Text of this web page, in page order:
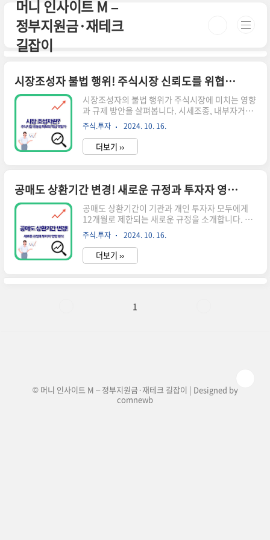
본문 바로가기
머니 인사이트 M –
정부지원금·재테크
길잡이
시장조성자 불법 행위! 주식시장 신뢰도를 위협하는 문제와 대책
시장조성자의 불법 행위가 주식시장에 미치는 영향
과 규제 방안을 살펴봅니다. 시세조종, 내부자거래
등 주요 불법 사례와 이를 방지하기 위한 감독 체계
를 분석하고 투자자 보호 방안을 제시합니다. 시장
조성자의 역할과 불법 행위의 유형 시장조성자는
주식시장의 유동성을 제공하고 가격 안정성을 유지
신뢰가 위협받고 있습니다.시장조성자의 주요 기
능유동성 제공: 지속적인 매수/매도 호가 제시가격
안정화: 급격한 가격 변동 완화거래 비용 감소: 호
가 스프레드 축소주요 불법 행위 유형시세조종: 인
위적으로 주가를 조작하는 행위내부자거래: 미공
개 정보를 이용한 거래프론트러닝: 고객 주문 정보
를 이용한 선행매매허수주문: 실제 거래 의..
주식.투자 2024. 10. 16.
더보기 ››
공매도 상환기간 변경! 새로운 규정과 투자자 영향 분석
공매도 상환기간이 기관과 개인 투자자 모두에게
12개월로 제한되는 새로운 규정을 소개합니다. 이
변화가 주식시장과 투자 전략에 미치는 영향을 분
석하고, 투자자들이 알아야 할 핵심 사항을 설명합
니다. 공매도 상환기간 개정의 배경 공매도는 주식
투자의 한 방법으로, 주가 하락을 예상하고 이익을
제한입니다. 📌 ※ 자세한 사항은 아래 버튼을 클릭
주식.투자 2024. 10. 16.
더보기 ››
1
© 머니 인사이트 M – 정부지원금·재테크 길잡이 | Designed by
comnewb